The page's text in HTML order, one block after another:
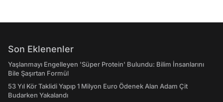
Son Eklenenler
Yaşlanmayı Engelleyen 'Süper Protein' Bulundu: Bilim İnsanlarını
Bile Şaşırtan Formül
53 Yıl Kör Taklidi Yapıp 1 Milyon Euro Ödenek Alan Adam Çit
Budarken Yakalandı